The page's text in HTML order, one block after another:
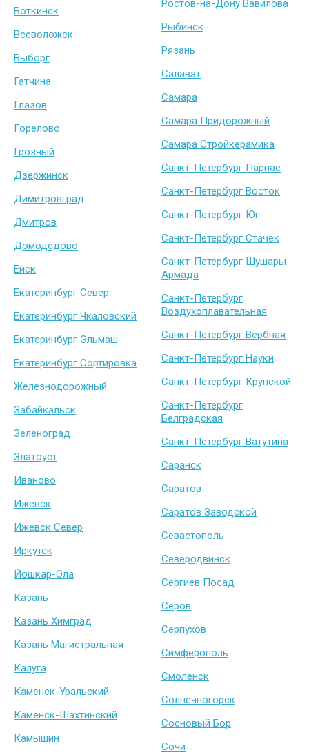
Воткинск
Всеволожск
Выборг
Гатчина
Глазов
Горелово
Грозный
Дзержинск
Димитровград
Дмитров
Домодедово
Ейск
Екатеринбург Север
Екатеринбург Чкаловский
Екатеринбург Эльмаш
Екатеринбург Сортировка
Железнодорожный
Забайкальск
Зеленоград
Златоуст
Иваново
Ижевск
Ижевск Север
Иркутск
Йошкар-Ола
Казань
Казань Химград
Казань Магистральная
Калуга
Каменск-Уральский
Каменск-Шахтинский
Камышин
Ростов-на-Дону Вавилова
Рыбинск
Рязань
Салават
Самара
Самара Придорожный
Самара Стройкерамика
Санкт-Петербург Парнас
Санкт-Петербург Восток
Санкт-Петербург Юг
Санкт-Петербург Стачек
Санкт-Петербург Шушары
Армада
Санкт-Петербург
Воздухоплавательная
Санкт-Петербург Вербная
Санкт-Петербург Науки
Санкт-Петербург Крупской
Санкт-Петербург
Белградская
Санкт-Петербург Ватутина
Саранск
Саратов
Саратов Заводской
Севастополь
Северодвинск
Сергиев Посад
Серов
Серпухов
Симферополь
Смоленск
Солнечногорск
Сосновый Бор
Сочи